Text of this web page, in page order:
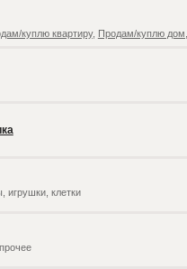
куплю квартиру, Продам/куплю
игрушки, клетки